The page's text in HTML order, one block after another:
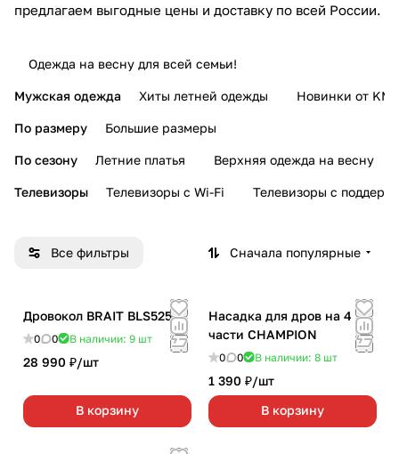
предлагаем выгодные цены и доставку по всей России.
Одежда на весну для всей семьи!
Мужская одежда Хиты летней одежды Новинки от KMI
По размеру Большие размеры
По сезону Летние платья Верхняя одежда на весну
Телевизоры Телевизоры с Wi-Fi Телевизоры с
Все фильтры Сначала популярные
Дровокол BRAIT BLS525S
0 0 В наличии: 9 шт
28 990 ₽/шт
В корзину
Насадка для дров на 4
части CHAMPION
0 0 В наличии: 8 шт
1 390 ₽/шт
В корзину